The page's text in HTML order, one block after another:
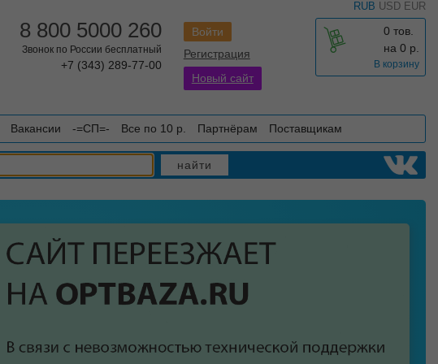
RUB USD EUR
0 тов.
на 0 р.
В корзину
Войти
Регистрация
Новый сайт
8 800 5000 260
Звонок по России бесплатный
+7 (343) 289-77-00
Вакансии -=СП=- Все по 10 р. Партнёрам Поставщикам
найти